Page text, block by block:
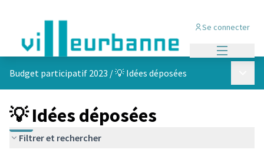
Se connecter
Budget participatif 2023 /💡 Idées déposées
💡 Idées déposées
Filtrer et rechercher